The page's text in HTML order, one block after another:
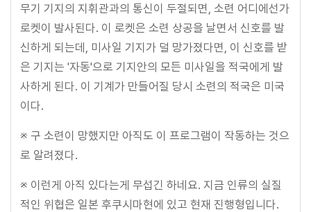
무기 기지의 지휘관과의 통신이 두절되면, 소련 어디에선가
로켓이 발사된다. 이 로켓은 소련 상공을 날면서 신호를 발
신하게 되는데, 미사일 기지가 덜 망가졌다면, 이 신호를 받
은 기지는 '자동'으로 기지안의 모든 미사일을 적국에게 발
사하게 된다. 이 기계가 만들어질 당시 소련의 적국은 미국
이다.
※ 구 소련이 망했지만 아직도 이 프로그램이 작동하는 것으
로 알려졌다.
※ 이런게 아직 있다는게 무섭긴 하네요. 지금 인류의 실질
적인 위협은 일본 후쿠시마현에 있고 현재 진행형입니다.